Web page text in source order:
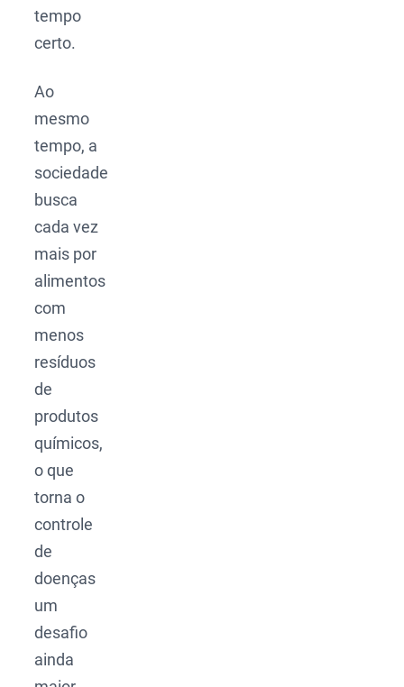
tempo
certo.
Ao
mesmo
tempo, a
sociedade
busca
cada vez
mais por
alimentos
com
menos
resíduos
de
produtos
químicos,
o que
torna o
controle
de
doenças
um
desafio
ainda